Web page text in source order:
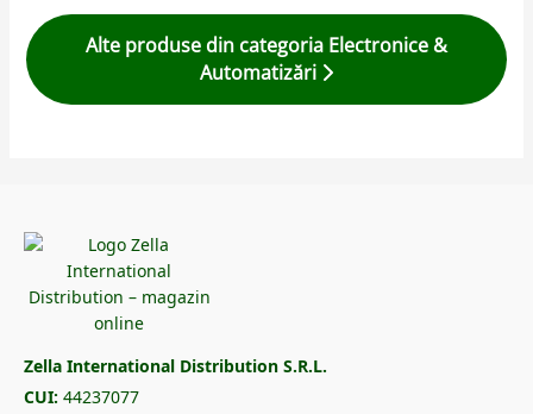
Alte produse din categoria Electronice &
Automatizări
Zella International Distribution S.R.L.
CUI: 44237077